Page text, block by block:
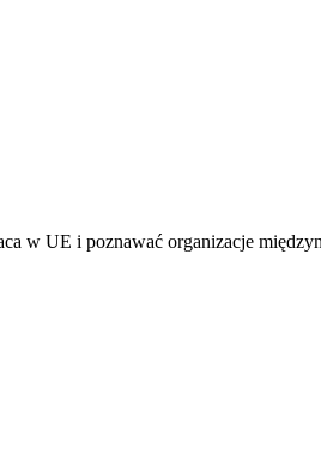
w UE i poznawać organizacje